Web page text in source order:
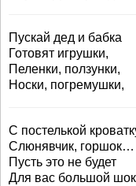
Пускай дед и бабка
Готовят игрушки,
Пеленки, ползунки,
Носки, погремушки,
С постелькой
Слюнявчик, горшок…
Пусть это не будет
Для вас большой